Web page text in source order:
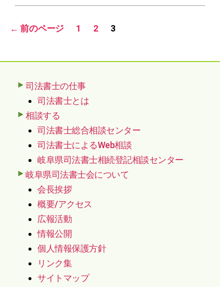
の
ジ
← 前のページ 1 2 3
司法書士の仕事
司法書士とは
相談する
司法書士総合相談センター
司法書士によるWeb相談
岐阜県司法書士相続登記相談センター
岐阜県司法書士会について
会長挨拶
概要/アクセス
広報活動
情報公開
個人情報保護方針
リンク集
サイトマップ